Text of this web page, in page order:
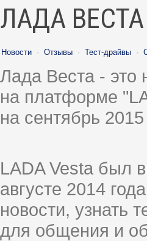
ЛАДА ВЕСТА
Новости · Отзывы · Тест-драйвы ·
Лада Веста -
на платформе
на сентябрь
LADA Vesta был
августе 2014
новости, узнать
для общения и